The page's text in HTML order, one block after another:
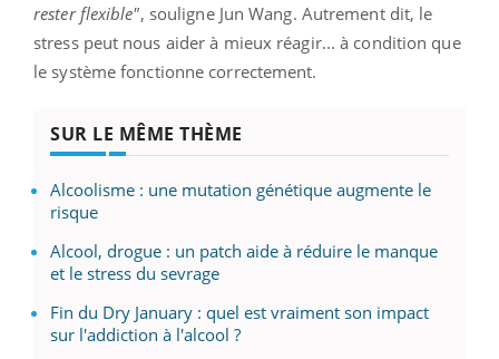
rester flexible", souligne Jun Wang. Autrement dit, le
stress peut nous aider à mieux réagir... à condition que
le système fonctionne correctement.
SUR LE MÊME THÈME
Alcoolisme : une mutation génétique augmente le
risque
Alcool, drogue : un patch aide à réduire le manque
et le stress du sevrage
Fin du Dry January : quel est vraiment son impact
sur l'addiction à l'alcool ?